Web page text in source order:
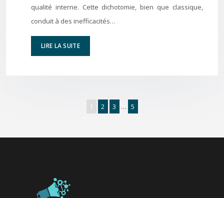
qualité interne. Cette dichotomie, bien que classique,
conduit à des inefficacités…
LIRE LA SUITE
1 2 3 … 5